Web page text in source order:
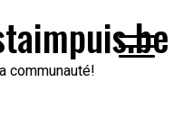
communauté!